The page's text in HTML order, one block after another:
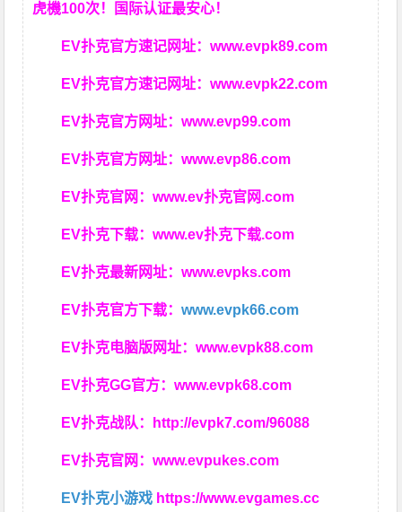
虎機100次！国际认证最安心！
EV扑克官方速记网址：www.evpk89.com
EV扑克官方速记网址：www.evpk22.com
EV扑克官方网址：www.evp99.com
EV扑克官方网址：www.evp86.com
EV扑克官网：www.ev扑克官网.com
EV扑克下载：www.ev扑克下载.com
EV扑克最新网址：www.evpks.com
EV扑克官方下载：www.evpk66.com
EV扑克电脑版网址：www.evpk88.com
EV扑克GG官方：www.evpk68.com
EV扑克战队： http://evpk7.com/96088
EV扑克官网：www.evpukes.com
EV扑克小游戏 https://www.evgames.cc